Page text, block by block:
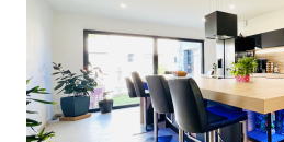
VOIR LE
BIEN